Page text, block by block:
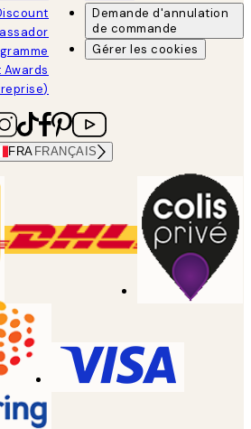
Awards
Demande d'annulation
de commande
Gérer les cookies
FRA FRANÇAIS